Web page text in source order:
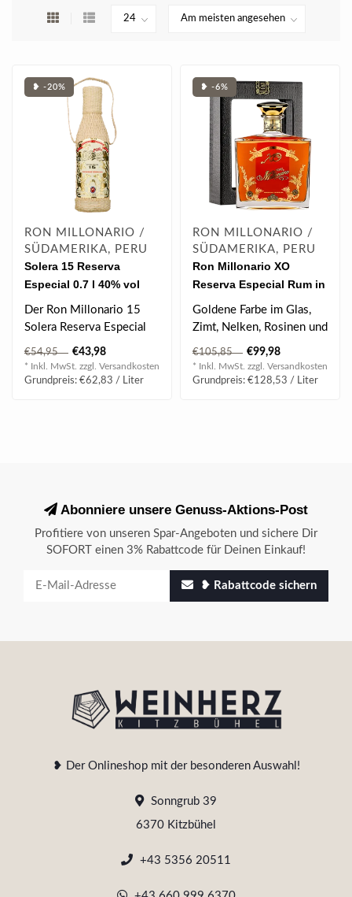
❥ -20%
RON MILLONARIO /
SÜDAMERIKA, PERU
Solera 15 Reserva
Especial 0.7 l 40% vol
Der Ron Millonario 15
Solera Reserva Especial
schmückt sich im Aroma
mit viel F..
€54,95 €43,98
* Inkl. MwSt. zzgl. Versandkosten
Grundpreis: €62,83 / Liter
❥ -6%
RON MILLONARIO /
SÜDAMERIKA, PERU
Ron Millonario XO
Reserva Especial Rum in
Box 0.7 l 40% vol
Goldene Farbe im Glas,
Zimt, Nelken, Rosinen und
Schokoladenuancen in der
Nase, ..
€105,85 €99,98
* Inkl. MwSt. zzgl. Versandkosten
Grundpreis: €128,53 / Liter
Abonniere unsere Genuss-Aktions-Post
Profitiere von unseren Spar-Angeboten und sichere Dir
SOFORT einen 3% Rabattcode für Deinen Einkauf!
❥ Rabattcode sichern
❥ Der Onlineshop mit der besonderen Auswahl!
Sonngrub 39
6370 Kitzbühel
+43 5356 20511